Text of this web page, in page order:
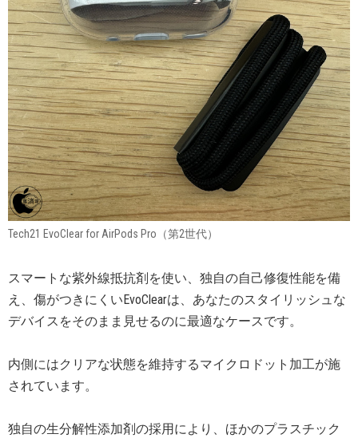
Tech21 EvoClear for AirPods Pro（第2世代）
スマートな紫外線抵抗剤を使い、独自の自己修復性能を備
え、傷がつきにくいEvoClearは、あなたのスタイリッシュな
デバイスをそのまま見せるのに最適なケースです。
内側にはクリアな状態を維持するマイクロドット加工が施
されています。
独自の生分解性添加剤の採用により、ほかのプラスチック